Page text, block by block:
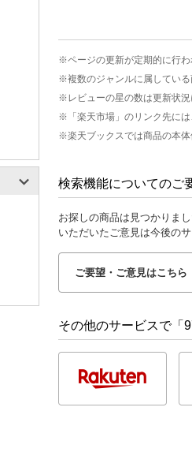
※ページの更新が定期的に行わ
※複数のジャンルに属している
※レビューの星の数は更新状況
※「楽天市場」のリンク先には
※楽天ブックスでは商品の本
検索機能についてのご
お探しの商品は見つかりま
いただいたご意見は今後の
ご要望・ご意見はこちら
その他のサービスで「